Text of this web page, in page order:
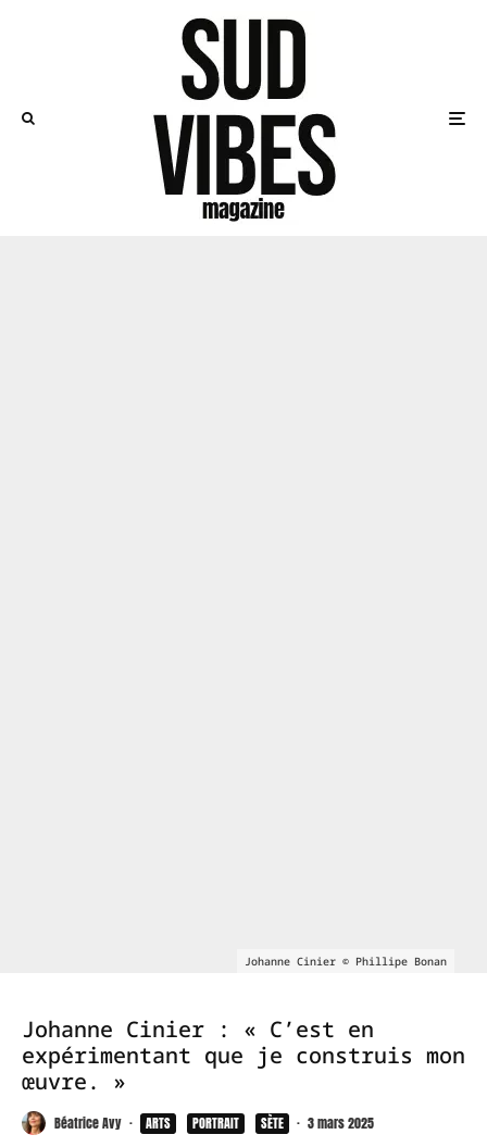
Johanne Cinier © Phillipe Bonan
Johanne Cinier : « C’est en
expérimentant que je construis mon
œuvre. »
Béatrice Avy · ARTS PORTRAIT SÈTE · 3 mars 2025